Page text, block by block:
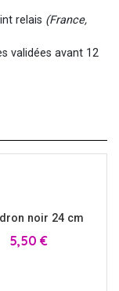
relais (France,
validées avant 12
noir 24 cm
Prix
5,50 €